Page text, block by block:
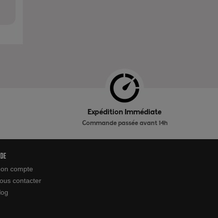
Expédition Immédiate
Commande passée avant 14h
compte
contacter